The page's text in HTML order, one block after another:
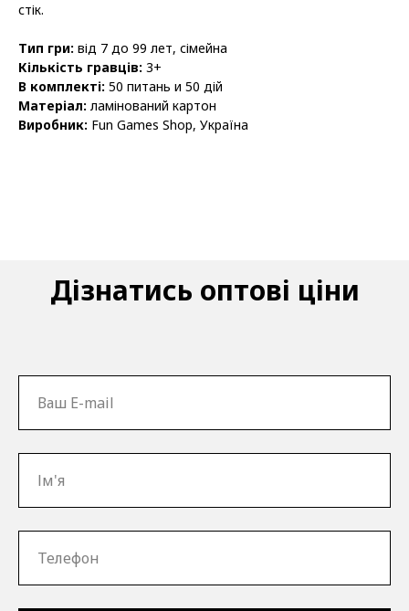
стік.
Тип гри: від 7 до 99 лет, сімейна
Кількість гравців: 3+
В комплекті: 50 питань и 50 дій
Матеріал: ламінований картон
Виробник: Fun Games Shop, Україна
Дізнатись оптові ціни